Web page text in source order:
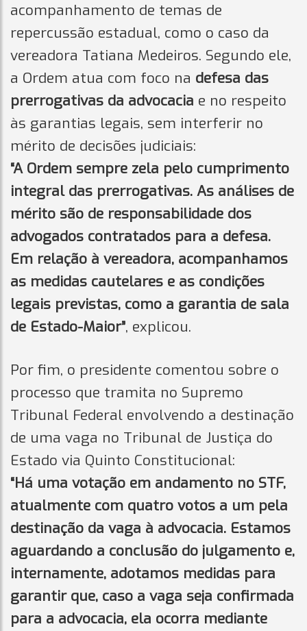
acompanhamento de temas de
repercussão estadual, como o caso da
vereadora Tatiana Medeiros. Segundo ele,
a Ordem atua com foco na defesa das
prerrogativas da advocacia e no respeito
às garantias legais, sem interferir no
mérito de decisões judiciais:
“A Ordem sempre zela pelo cumprimento
integral das prerrogativas. As análises de
mérito são de responsabilidade dos
advogados contratados para a defesa.
Em relação à vereadora, acompanhamos
as medidas cautelares e as condições
legais previstas, como a garantia de sala
de Estado-Maior”, explicou.
Por fim, o presidente comentou sobre o
processo que tramita no Supremo
Tribunal Federal envolvendo a destinação
de uma vaga no Tribunal de Justiça do
Estado via Quinto Constitucional:
“Há uma votação em andamento no STF,
atualmente com quatro votos a um pela
destinação da vaga à advocacia. Estamos
aguardando a conclusão do julgamento e,
internamente, adotamos medidas para
garantir que, caso a vaga seja confirmada
para a advocacia, ela ocorra mediante